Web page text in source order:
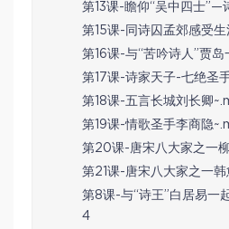
第13课-瞻仰“吴中四士”—
第15课-同诗囚孟郊感受
第16课-与“苦吟诗人”贾
第17课-诗家天子-七绝圣
第18课-五言长城刘长卿
第19课-情歌圣手李商隐
第20课-唐宋八大家之一
第21课-唐宋八大家之一
第8课-与“诗王”白居易一
4